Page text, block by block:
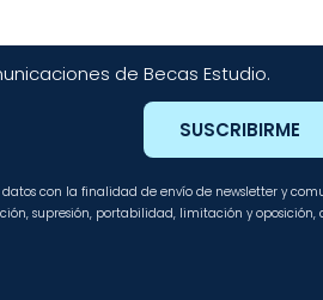
de Becas Estudio.
SUSCRIBIRME
sus datos con la finalidad de envío de newsletter y
supresión, portabilidad, limitación y